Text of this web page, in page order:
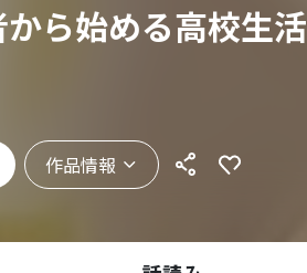
ら始める高校生活
作品情報